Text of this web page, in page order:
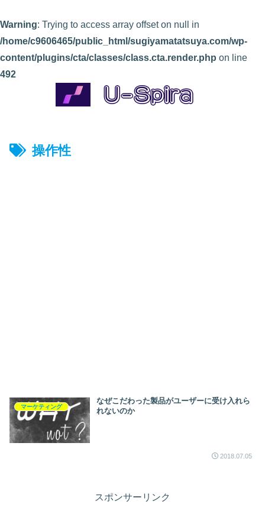
Warning: Trying to access array offset on null in
/home/c9606465/public_html/sugiyamatatsuya.com/wp-
content/plugins/cta/classes/class.cta.render.php on line
492
操作性
マーケティング
なぜこだわった製品がユーザーに受け入れら
れないのか
2018.07.05
スポンサーリンク